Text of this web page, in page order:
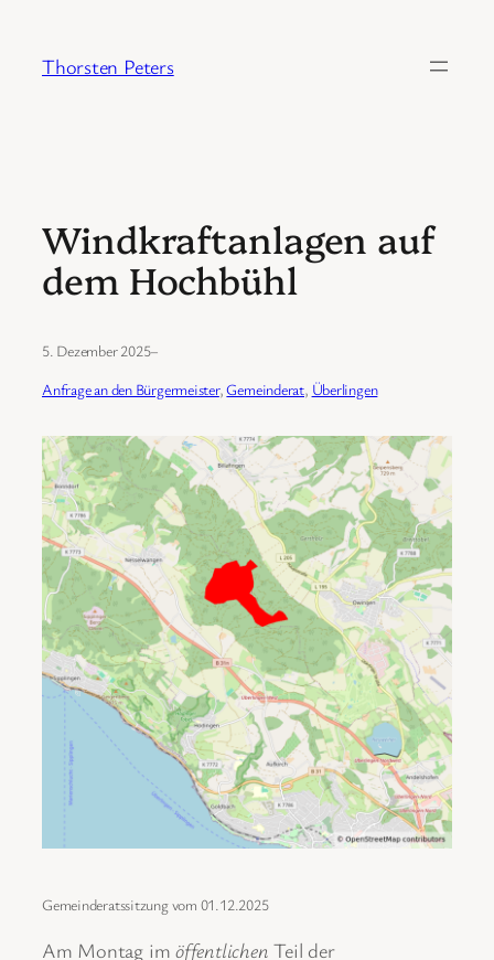
springen
Thorsten Peters
Windkraftanlagen auf
dem Hochbühl
5. Dezember 2025–
Anfrage an den Bürgermeister, Gemeinderat, Überlingen
Gemeinderatssitzung vom 01.12.2025
Am Montag imöffentlichen Teil der